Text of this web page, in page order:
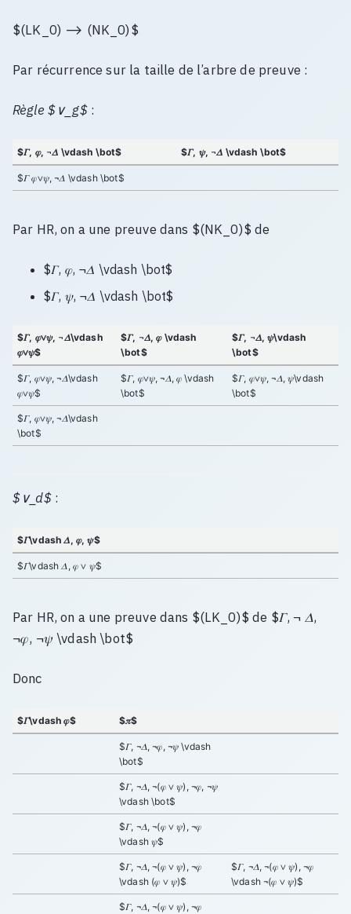
$(LK_0) ⟶ (NK_0)$
Par récurrence sur la taille de l’arbre de preuve :
Règle $∨_g$:
$𝛤, 𝜑, ¬𝛥 \vdash \bot$ $𝛤, 𝜓, ¬𝛥 \vdash \bot$
$𝛤 𝜑∨𝜓, ¬𝛥 \vdash \bot$
Par HR, on a une preuve dans $(NK_0)$ de
$𝛤, 𝜑, ¬𝛥 \vdash \bot$
$𝛤, 𝜓, ¬𝛥 \vdash \bot$
$𝛤, 𝜑∨𝜓, ¬𝛥\vdash
𝜑∨𝜓$
$𝛤, ¬𝛥, 𝜑 \vdash
\bot$
$𝛤, ¬𝛥, 𝜓\vdash
\bot$
$𝛤, 𝜑∨𝜓, ¬𝛥\vdash
𝜑∨𝜓$
$𝛤, 𝜑∨𝜓, ¬𝛥, 𝜑 \vdash
\bot$
$𝛤, 𝜑∨𝜓, ¬𝛥, 𝜓\vdash
\bot$
$𝛤, 𝜑∨𝜓, ¬𝛥\vdash
\bot$
$∨_d$:
$𝛤\vdash 𝛥, 𝜑, 𝜓$
$𝛤\vdash 𝛥, 𝜑 ∨ 𝜓$
Par HR, on a une preuve dans $(LK_0)$ de $𝛤, ¬ 𝛥,
¬𝜑, ¬𝜓 \vdash \bot$
Donc
$𝛤\vdash 𝜑$ $𝜋$
$𝛤, ¬𝛥, ¬𝜑, ¬𝜓 \vdash
\bot$
$𝛤, ¬𝛥, ¬(𝜑 ∨ 𝜓), ¬𝜑, ¬𝜓
\vdash \bot$
$𝛤, ¬𝛥, ¬(𝜑 ∨ 𝜓), ¬𝜑
\vdash 𝜓$
$𝛤, ¬𝛥, ¬(𝜑 ∨ 𝜓), ¬𝜑
\vdash (𝜑 ∨ 𝜓)$
$𝛤, ¬𝛥, ¬(𝜑 ∨ 𝜓), ¬𝜑
\vdash ¬(𝜑 ∨ 𝜓)$
$𝛤, ¬𝛥, ¬(𝜑 ∨ 𝜓), ¬𝜑